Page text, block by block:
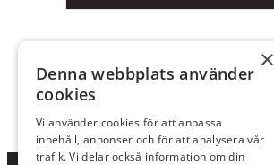
×
Denna webbplats använder
cookies
Vi använder cookies för att anpassa
innehåll, annonser och för att analysera vår
trafik. Vi delar också information om din